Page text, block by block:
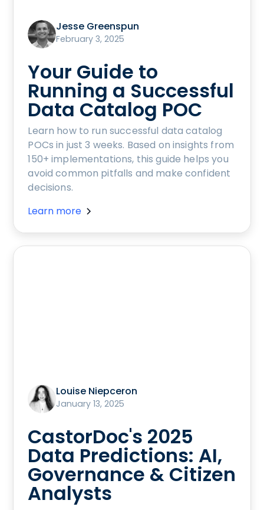
Jesse Greenspun
February 3, 2025
Your Guide to
Running a Successful
Data Catalog POC
Learn how to run successful data catalog
POCs in just 3 weeks. Based on insights from
150+ implementations, this guide helps you
avoid common pitfalls and make confident
decisions.
Learn more
Louise Niepceron
January 13, 2025
CastorDoc's 2025
Data Predictions: AI,
Governance & Citizen
Analysts